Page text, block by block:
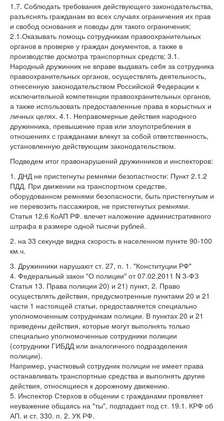
1.7. Соблюдать требования действующего законодательства,
разъяснять гражданам во всех случаях ограничения их прав
и свобод основания и поводы для такого ограничения;
2.1.Оказывать помощь сотрудникам правоохранительных
органов в проверке у граждан документов, а также в
производстве досмотра транспортных средств; 3.1.
Народный дружинник не вправе выдавать себя за сотрудника
правоохранительных органов, осуществлять деятельность,
отнесенную законодательством Российской Федерации к
исключительной компетенции правоохранительных органов,
а также использовать предоставленные права в корыстных и
личных целях. 4.1. Неправомерные действия народного
дружинника, превышение прав или злоупотребления в
отношениях с гражданами влекут за собой ответственность,
установленную действующим законодательством.
Подведем итог правонарушений дружинников и инспекторов:
1. ДНД не пристегнуты ремнями безопастности: Пункт 2.1.2
ПДД. При движении на транспортном средстве,
оборудованном ремнями безопасности, быть пристегнутым и
не перевозить пассажиров, не пристегнутых ремнями.
Статья 12.6 КоАП РФ. влечет наложение административного
штрафа в размере одной тысячи рублей.
2. на 33 секунде видна скорость в населенном пункте 90-100
км.ч.
3. Дружинники нарушают ст. 27, п. 1. "Конституции РФ"
4. Федеральный закон "О полиции" от 07.02.2011 N 3-ФЗ
Статья 13. Права полиции 20) и 21) пункт, 2. Право
осуществлять действия, предусмотренные пунктами 20 и 21
части 1 настоящей статьи, предоставляется специально
уполномоченным сотрудникам полиции. В пунктах 20 и 21
приведены действия, которые могут выполнять только
специально уполномоченные сотрудники полиции
(сотрудники ГИБДД или аналогичного подразделения
полиции).
Например, участковый сотрудник полиции не имеет права
останавливать транспортные средства и выполнять другие
действия, относящиеся к дорожному движению.
5. Инспектор Стерхов в общении с гражданами проявляет
неуважение общаясь на "ты", подпадает под ст. 19.1. КРФ об
АП. и ст. 330. п. 2. УК РФ.